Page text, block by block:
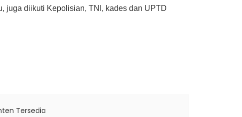
juga diikuti Kepolisian, TNI, kades dan UPTD
Tersedia